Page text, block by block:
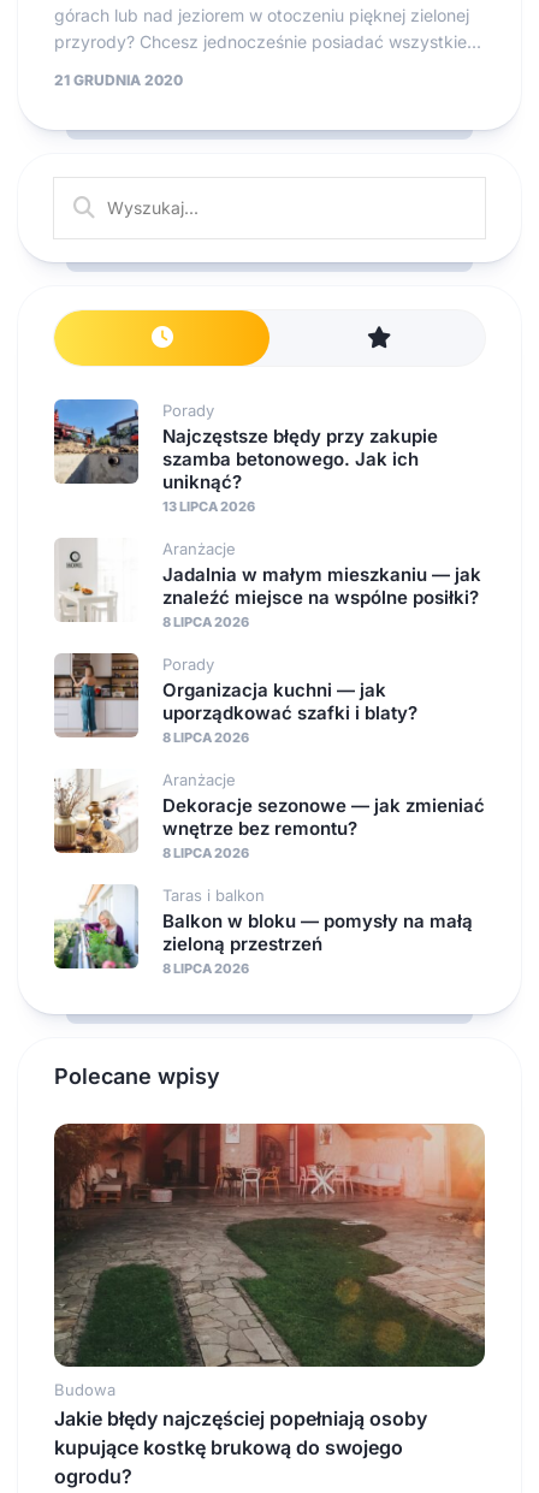
górach lub nad jeziorem w otoczeniu pięknej zielonej
przyrody? Chcesz jednocześnie posiadać wszystkie...
21 GRUDNIA 2020
Porady
Najczęstsze błędy przy zakupie
szamba betonowego. Jak ich
uniknąć?
13 LIPCA 2026
Aranżacje
Jadalnia w małym mieszkaniu — jak
znaleźć miejsce na wspólne posiłki?
8 LIPCA 2026
Porady
Organizacja kuchni — jak
uporządkować szafki i blaty?
8 LIPCA 2026
Aranżacje
Dekoracje sezonowe — jak zmieniać
wnętrze bez remontu?
8 LIPCA 2026
Taras i balkon
Balkon w bloku — pomysły na małą
zieloną przestrzeń
8 LIPCA 2026
Polecane wpisy
Budowa
Jakie błędy najczęściej popełniają osoby
kupujące kostkę brukową do swojego
ogrodu?